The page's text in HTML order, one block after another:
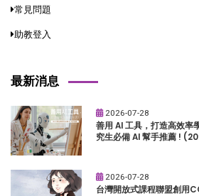
常見問題
助教登入
最新消息
2026-07-28
善用 AI 工具，打造高效
究生必備 AI 幫手推薦 !
2026-07-28
台灣開放式課程聯盟創用